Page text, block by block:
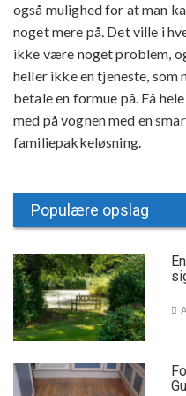
også mulighed for at man
noget mere på. Det ville i
ikke være noget problem,
heller ikke en tjeneste, som
betale en formue på. Få
med på vognen med en
familiepakkeløsning.
Populære opslag